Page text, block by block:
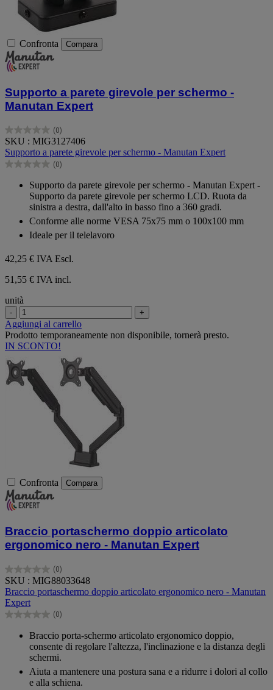
Confronta Compara
Supporto a parete girevole per schermo -
Manutan Expert
(0)
0.0
su
5
stelle.
SKU : MIG3127406
Supporto a parete girevole per schermo - Manutan Expert
(0)
0.0
Supporto da parete girevole per schermo - Manutan Expert -
Supporto da parete girevole per schermo LCD. Ruota da
sinistra a destra, dall'alto in basso fino a 360 gradi.
Conforme alle norme VESA 75x75 mm o 100x100 mm
Ideale per il telelavoro
42,25 € IVA Escl.
51,55 € IVA incl.
unità
- +
Aggiungi al carrello
Prodotto temporaneamente non disponibile, tornerà presto.
IN SCONTO!
Confronta Compara
Braccio portaschermo doppio articolato
ergonomico nero - Manutan Expert
(0)
0.0
su
5
stelle.
SKU : MIG88033648
Braccio portaschermo doppio articolato ergonomico nero - Manutan
Expert
(0)
0.0
Braccio porta-schermo articolato ergonomico doppio,
consente di regolare l'altezza, l'inclinazione e la distanza degli
schermi.
Aiuta a mantenere una postura sana e a ridurre i dolori al collo
e alla schiena.